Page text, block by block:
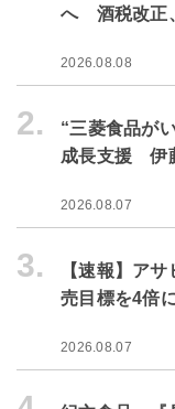
へ 酒税改正
2026.08.08
2.
“三菱食品が
成長支援 伊
2026.08.07
3.
【速報】ア
売目標を4倍
2026.08.07